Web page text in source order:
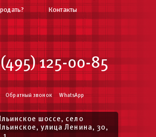
Контакты
125-00-85
Обратный звонок WhatsApp
шоссе, село
улица Ленина, 30,